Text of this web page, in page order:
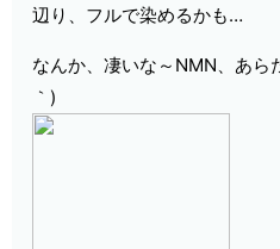
辺り、フルで染めるかも…
なんか、凄いな～NMN、あら
｀)